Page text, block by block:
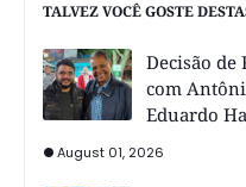
TALVEZ VOCÊ GOSTE
Decisão
com
Eduardo
August 01, 2026